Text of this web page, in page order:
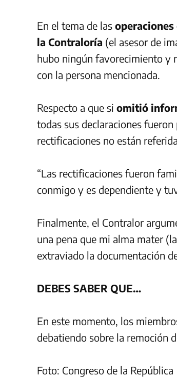
En el tema de las
la Contraloría (el asesor de
hubo ningún favorecimiento y
con la persona mencionada.
Respecto a que si omitió
todas sus declaraciones
rectificaciones no están
“Las rectificaciones fueron
conmigo y es dependiente y
Finalmente, el Contralor
una pena que mi alma mater
extraviado la documentación
DEBES SABER QUE…
En este momento, los
debatiendo sobre la remoción
Foto: Congreso de la República